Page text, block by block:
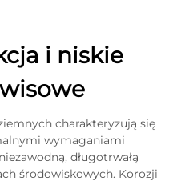
i niskie
charakteryzują się
wymaganiami
długotrwałą
środowiskowych. Korozji